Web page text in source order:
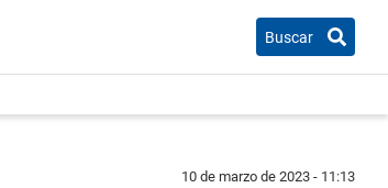
Buscar
10 de marzo de 2023 - 11:13